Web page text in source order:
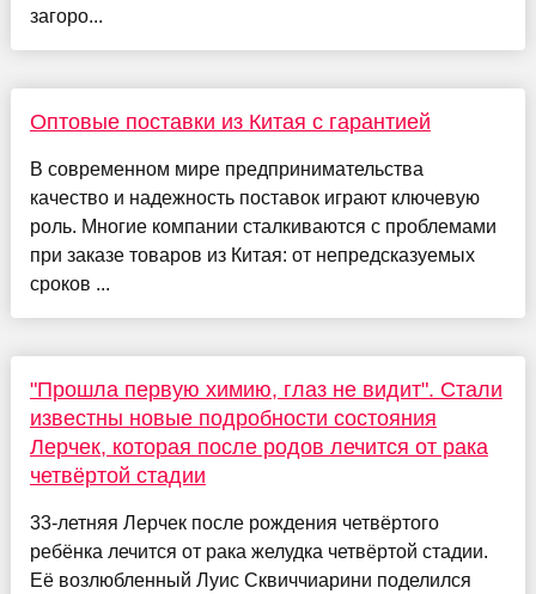
загоро...
Оптовые поставки из Китая с гарантией
В современном мире предпринимательства
качество и надежность поставок играют ключевую
роль. Многие компании сталкиваются с проблемами
при заказе товаров из Китая: от непредсказуемых
сроков ...
"Прошла первую химию, глаз не видит". Стали
известны новые подробности состояния
Лерчек, которая после родов лечится от рака
четвёртой стадии
33-летняя Лерчек после рождения четвёртого
ребёнка лечится от рака желудка четвёртой стадии.
Её возлюбленный Луис Сквиччиарини поделился